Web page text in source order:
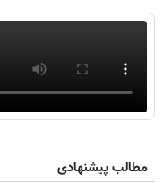
مطالب پیشنهادی